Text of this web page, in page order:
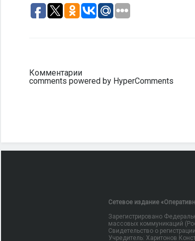
Комментарии
comments powered by HyperComments
Сетевое издание
Зарегистрировано
массовых коммуникаций
Свидетельство о
Учредитель: Харитонов